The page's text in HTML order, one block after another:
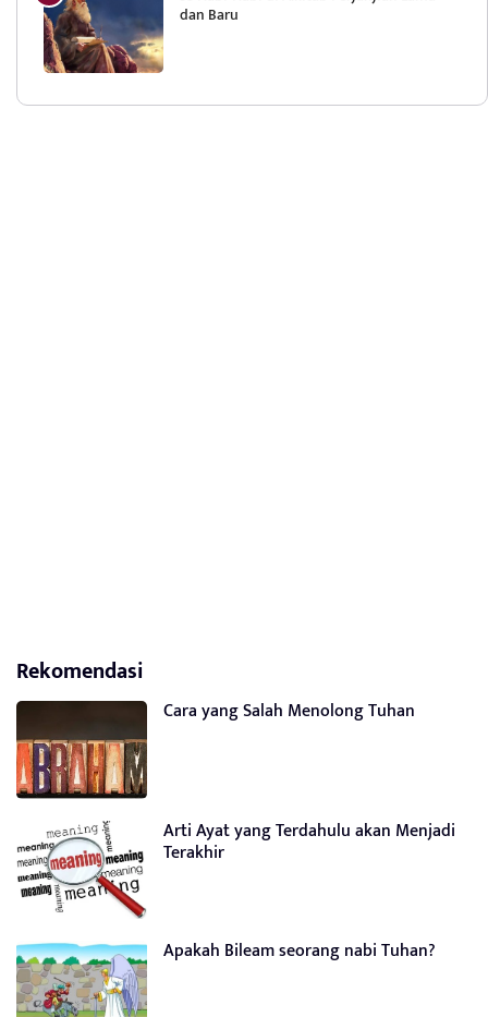
dan Baru
Rekomendasi
Cara yang Salah Menolong Tuhan
Arti Ayat yang Terdahulu akan Menjadi
Terakhir
Apakah Bileam seorang nabi Tuhan?